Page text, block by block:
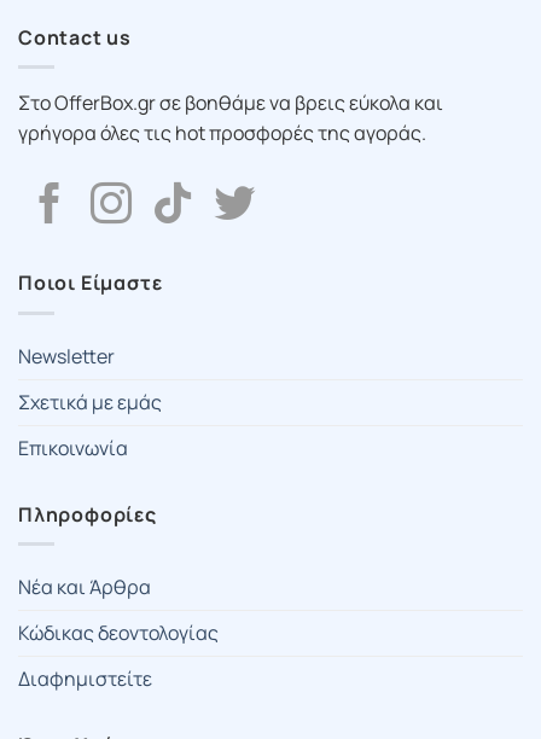
Contact us
Στο OfferBox.gr σε βοηθάμε να βρεις εύκολα και
γρήγορα όλες τις hot προσφορές της αγοράς.
Ποιοι Είμαστε
Newsletter
Σχετικά με εμάς
Επικοινωνία
Πληροφορίες
Νέα και Άρθρα
Κώδικας δεοντολογίας
Διαφημιστείτε